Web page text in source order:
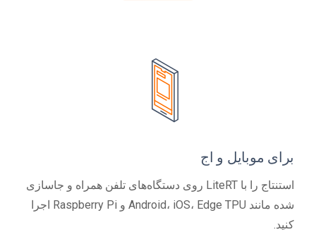
برای موبایل و اج
استنتاج را با LiteRT روی دستگاه‌های تلفن همراه و جاسازی
شده مانند Android، iOS، Edge TPU و Raspberry Pi اجرا
کنید.